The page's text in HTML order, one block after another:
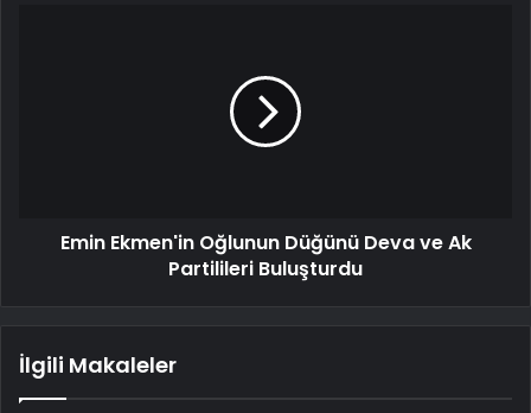
Emin Ekmen'in Oğlunun Düğünü Deva ve Ak
Partilileri Buluşturdu
İlgili Makaleler